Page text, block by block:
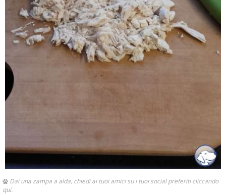
Dai una zampa a alda, chiedi ai tuoi amici su i tuoi social preferiti cliccando
qui.